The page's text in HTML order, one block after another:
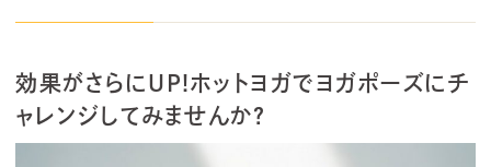
効果がさらにUP!ホットヨガでヨガポーズにチ
ャレンジしてみませんか？